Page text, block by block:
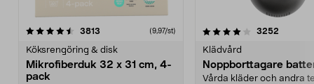
3813 (9,97/st)
Köksrengöring & disk
Mikrofiberduk 32 x 31 cm, 4-
pack
4.0av 5 stjärnor 3252
Klädvård
Noppborttagare
Vårda kläder och andra
4.5av 5 stjärnor